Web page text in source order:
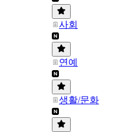
사회
연예
생활/문화